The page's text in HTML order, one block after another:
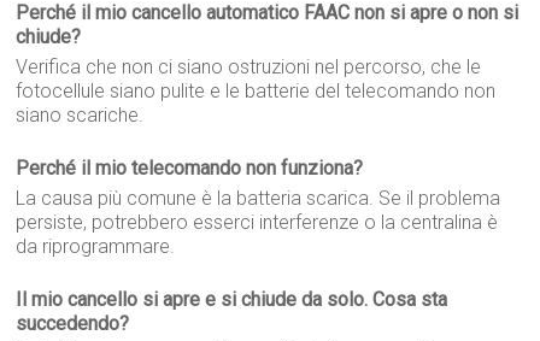
Perché il mio cancello automatico FAAC non si apre o non si
chiude?
Verifica che non ci siano ostruzioni nel percorso, che le
fotocellule siano pulite e le batterie del telecomando non
siano scariche.
Perché il mio telecomando non funziona?
La causa più comune è la batteria scarica. Se il problema
persiste, potrebbero esserci interferenze o la centralina è
da riprogrammare.
Il mio cancello si apre e si chiude da solo. Cosa sta
succedendo?